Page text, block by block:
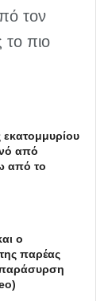
τον
το πιο
εκατομμυρίου
από
από το
ο
παρέας
παράσυρση